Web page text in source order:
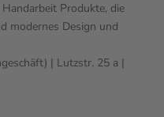
Produkte, die
modernes Design und
| Lutzstr. 25 a |